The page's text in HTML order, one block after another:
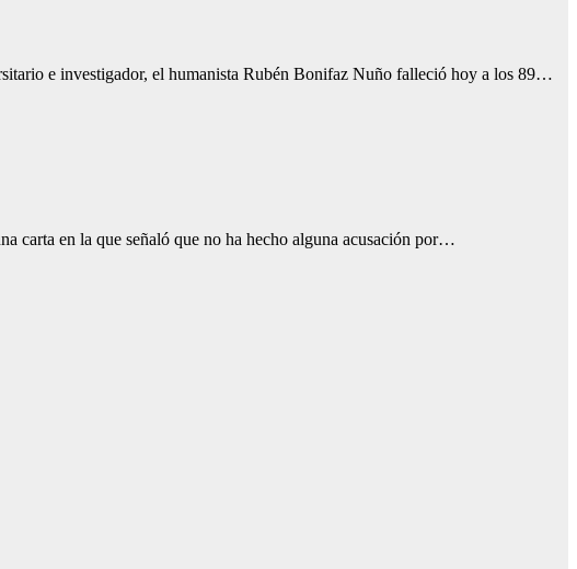
e investigador, el humanista Rubén Bonifaz Nuño falleció hoy a los 89…
carta en la que señaló que no ha hecho alguna acusación por…